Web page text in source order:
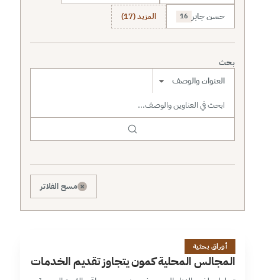
حسن جابر 16 المزيد (17)
بحث
نطاق البحث
× مسح الفلاتر
ا1 دقائق
أوراق بحثية
المجالس المحلية كمون يتجاوز تقديم الخدمات